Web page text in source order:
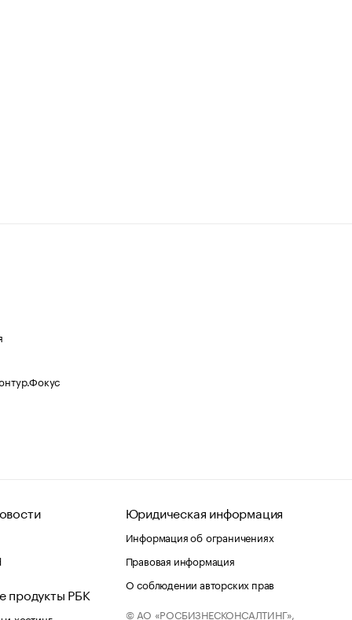
продукты РБК
Юридическая информация
Информация об ограничениях
Правовая информация
О соблюдении авторских прав
© АО «РОСБИЗНЕСКОНСАЛТИНГ»,